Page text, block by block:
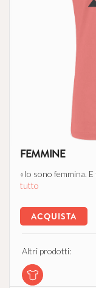
FEMMINE
«Io sono femmina.
tutto
ACQUISTA
Altri prodotti: